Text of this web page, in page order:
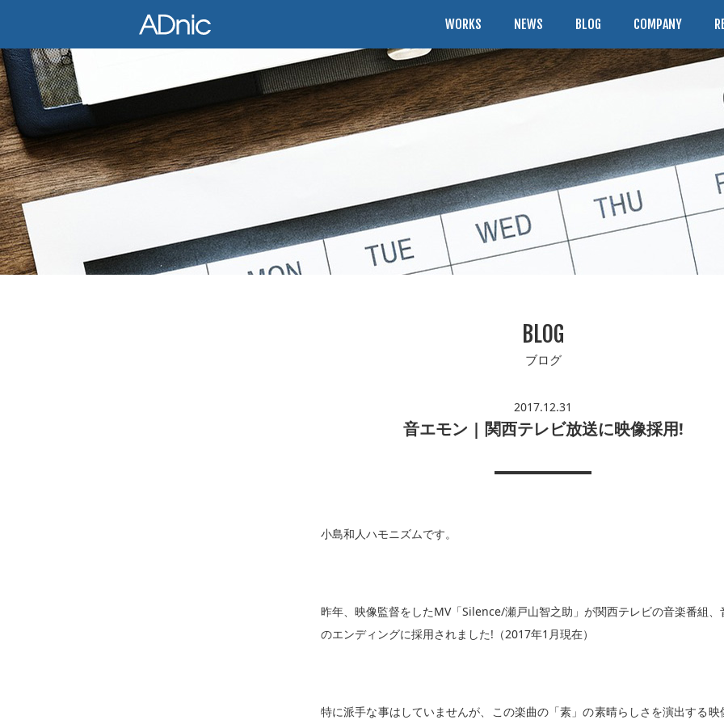
WORKS NEWS BLOG COMPANY
BLOG
ブログ
2017.12.31
音エモン | 関西テレビ放送に映像採用!
小島和人ハモニズムです。
昨年、映像監督をしたMV「Silence/瀬戸山智之助」が関西テレビの音楽番組、
のエンディングに採用されました!（2017年1月現在）
特に派手な事はしていませんが、この楽曲の「素」の素晴らしさを演出する映